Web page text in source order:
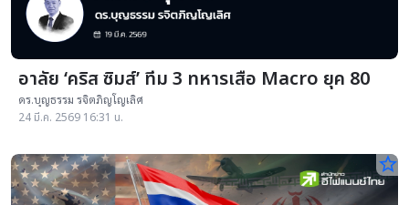
อาลัย ‘คริส ซิมส์’ ทีม 3 ทหารเสือ Macro ยุค 80
ดร.บุญธรรม รจิตภิญโญเลิศ
24 มี.ค. 2569 16:31 น.
star_border